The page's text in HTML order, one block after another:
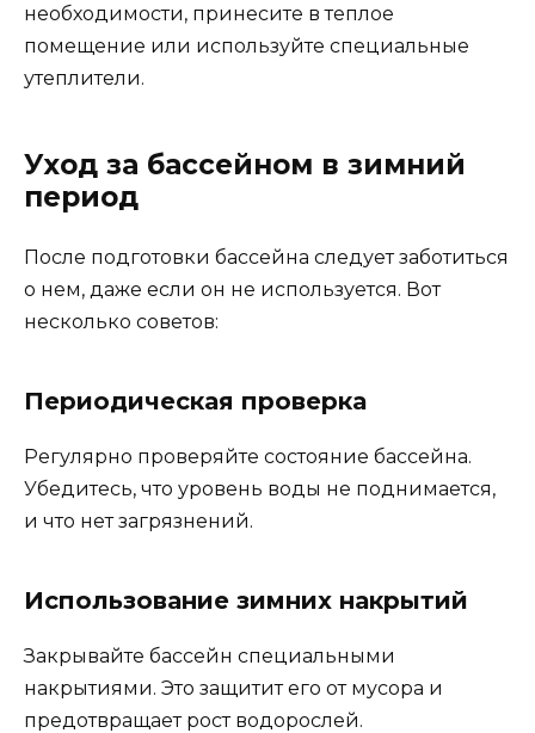
необходимости, принесите в теплое
помещение или используйте специальные
утеплители.
Уход за бассейном в зимний
период
После подготовки бассейна следует заботиться
о нем, даже если он не используется. Вот
несколько советов:
Периодическая проверка
Регулярно проверяйте состояние бассейна.
Убедитесь, что уровень воды не поднимается,
и что нет загрязнений.
Использование зимних накрытий
Закрывайте бассейн специальными
накрытиями. Это защитит его от мусора и
предотвращает рост водорослей.